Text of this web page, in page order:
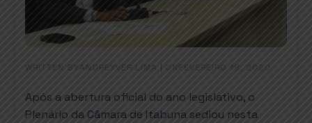
WRITTEN BY ANDREYVER LIMA ON FEVEREIRO 19, 2020
Após a abertura oficial do ano legislativo, o
Plenário da Câmara de Itabuna sediou nesta